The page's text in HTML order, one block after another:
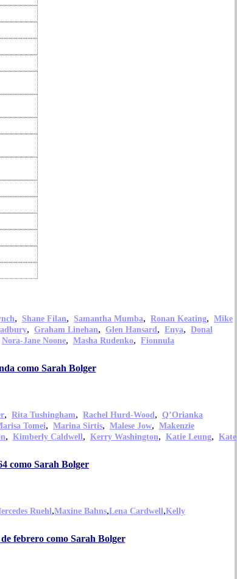
, Shane Filan, Samantha Mumba, Ronan Keating, Mike
, Graham Linehan, Glen Hansard, Enya, Donal
Nora-Jane Noone, Masha Rudenko, Fionnula
como Sarah Bolger
, Rita Tushingham, Rachel Hurd-Wood, Q’Orianka
Tomei, Marina Sirtis, Malese Jow, Makenzie
, Kimberly Caldwell, Kerry Washington, Katie Leung, Kate
como Sarah Bolger
Ruehl,Maxine Bahns,Lena Cardwell,Kelly
febrero como Sarah Bolger